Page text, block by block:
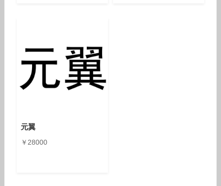
元翼
￥28000